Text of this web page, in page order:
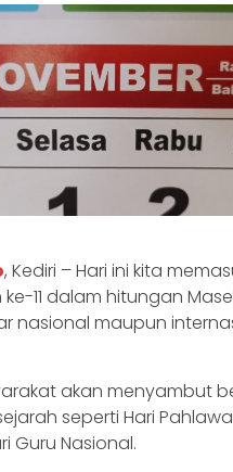
, Kediri – Hari ini kita
11 dalam hitungan
nasional maupun
akan menyambut
seperti Hari
Guru Nasional.